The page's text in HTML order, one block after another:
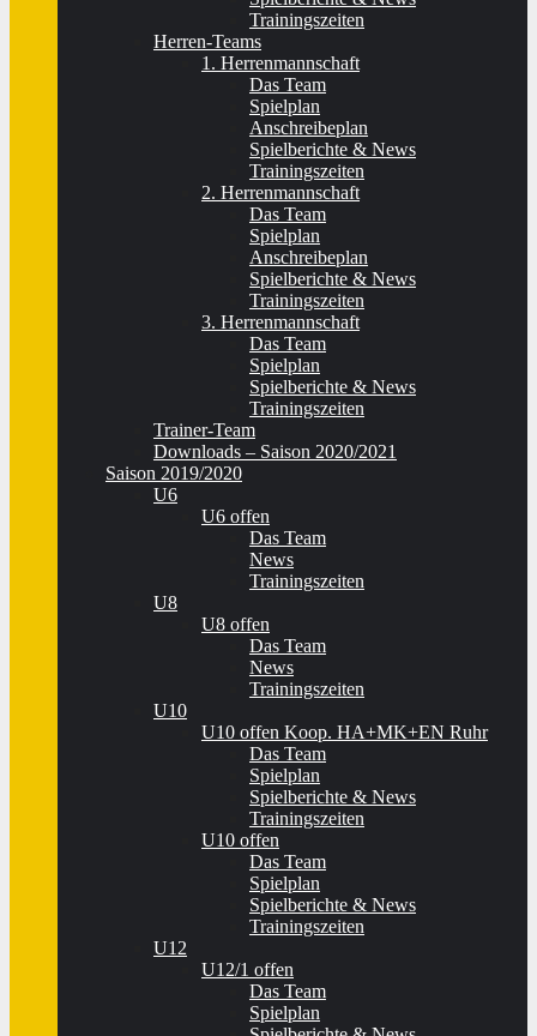
Trainingszeiten
Herren-Teams
1. Herrenmannschaft
Das Team
Spielplan
Anschreibeplan
Spielberichte & News
Trainingszeiten
2. Herrenmannschaft
Das Team
Spielplan
Anschreibeplan
Spielberichte & News
Trainingszeiten
3. Herrenmannschaft
Das Team
Spielplan
Spielberichte & News
Trainingszeiten
Trainer-Team
Downloads – Saison 2020/2021
Saison 2019/2020
U6
U6 offen
Das Team
News
Trainingszeiten
U8
U8 offen
Das Team
News
Trainingszeiten
U10
U10 offen Koop. HA+MK+EN Ruhr
Das Team
Spielplan
Spielberichte & News
Trainingszeiten
U10 offen
Das Team
Spielplan
Spielberichte & News
Trainingszeiten
U12
U12/1 offen
Das Team
Spielplan